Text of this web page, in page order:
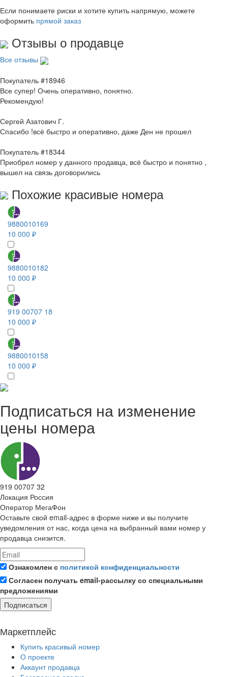
Если понимаете риски и хотите купить напрямую, можете
оформить прямой заказ
Отзывы о продавце
Все отзывы
Покупатель #18946
Все супер! Очень оперативно, понятно.
Рекомендую!
Сергей Азатович Г.
Спасибо !всё быстро и оперативно, даже Ден не прошел
Покупатель #18344
Приобрел номер у данного продавца, всё быстро и понятно ,
вышел на связь договорились
Похожие красивые номера
9880010169
10 000 ₽
9880010182
10 000 ₽
919 00707 18
10 000 ₽
9880010158
10 000 ₽
Подписаться на изменение
цены номера
919 00707 32
Локация Россия
Оператор МегаФон
Оставьте свой email-адрес в форме ниже и вы получите
уведомления от нас, когда цена на выбранный вами номер у
продавца снизится.
Ознакомлен с политикой конфиденциальности
Согласен получать email-рассылку со специальными
предложениями
Подписаться
Маркетплейс
Купить красивый номер
О проекте
Аккаунт продавца